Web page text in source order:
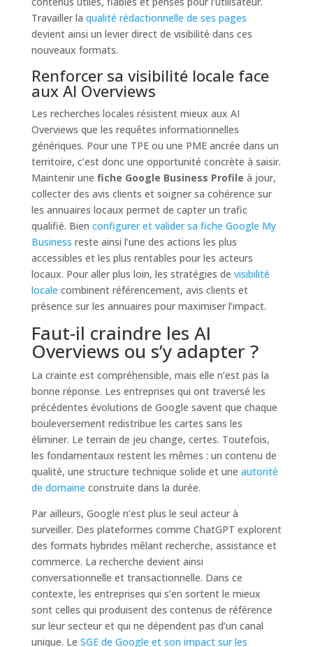
Travailler la qualité rédactionnelle de ses pages
devient ainsi un levier direct de visibilité dans ces
nouveaux formats.
Renforcer sa visibilité locale face
aux AI Overviews
Les recherches locales résistent mieux aux AI
Overviews que les requêtes informationnelles
génériques. Pour une TPE ou une PME ancrée dans un
territoire, c’est donc une opportunité concrète à saisir.
Maintenir une fiche Google Business Profile à jour,
collecter des avis clients et soigner sa cohérence sur
les annuaires locaux permet de capter un trafic
qualifié. Bien configurer et valider sa fiche Google My
Business reste ainsi l’une des actions les plus
accessibles et les plus rentables pour les acteurs
locaux. Pour aller plus loin, les stratégies de visibilité
locale combinent référencement, avis clients et
présence sur les annuaires pour maximiser l’impact.
Faut-il craindre les AI
Overviews ou s’y adapter ?
La crainte est compréhensible, mais elle n’est pas la
bonne réponse. Les entreprises qui ont traversé les
précédentes évolutions de Google savent que chaque
bouleversement redistribue les cartes sans les
éliminer. Le terrain de jeu change, certes. Toutefois,
les fondamentaux restent les mêmes : un contenu de
qualité, une structure technique solide et une autorité
de domaine construite dans la durée.
Par ailleurs, Google n’est plus le seul acteur à
surveiller. Des plateformes comme ChatGPT explorent
des formats hybrides mêlant recherche, assistance et
commerce. La recherche devient ainsi
conversationnelle et transactionnelle. Dans ce
contexte, les entreprises qui s’en sortent le mieux
sont celles qui produisent des contenus de référence
sur leur secteur et qui ne dépendent pas d’un canal
unique. Le SGE de Google et son impact sur les